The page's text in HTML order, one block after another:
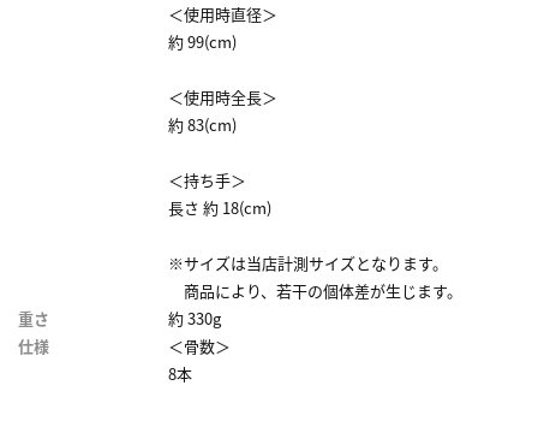
＜使用時直径＞
約 99(cm)
＜使用時全長＞
約 83(cm)
＜持ち手＞
長さ 約 18(cm)
※サイズは当店計測サイズとなります。
商品により、若干の個体差が生じます。
重さ
約 330g
仕様
＜骨数＞
8本